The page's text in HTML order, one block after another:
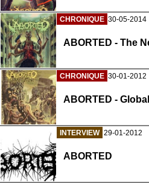
CHRONIQUE 30-05-2014
ABORTED - The
CHRONIQUE 30-01-2012
ABORTED -
INTERVIEW 29-01-2012
ABORTED